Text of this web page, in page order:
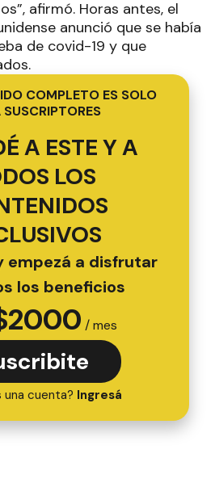
afirmó. Horas antes, el
anunció que se había
de covid-19 y que
COMPLETO ES SOLO
SUSCRIPTORES
A ESTE Y A
LOS
empezá a disfrutar
los beneficios
2000 / mes
una cuenta? Ingresá